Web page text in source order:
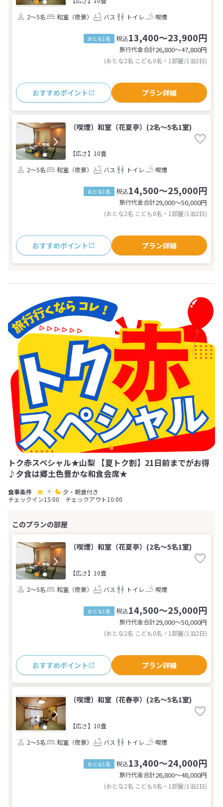
2～5名
和室（夜景） バス トイレ 喫煙
おとな1名 税込13,400～23,900円
旅行代金合計26,800〜47,800円
(おとな2名 こども0名・1部屋/1泊2日)
おすすめポイント プラン詳細
〔喫煙〕和室（花夏亭）(2名～5名1室)
【広さ】10畳
2～5名
和室（夜景） バス トイレ 喫煙
おとな1名 税込14,500～25,000円
旅行代金合計29,000〜50,000円
(おとな2名 こども0名・1部屋/1泊2日)
おすすめポイント プラン詳細
トク赤スペシャル★山梨 【夏トク割】21日前までがお得
♪夕食は郷土色豊かな和食会席★
夕・朝食付き
チェックイン15:00 チェックアウト10:00
〔喫煙〕和室（花夏亭）(2名～5名1室)
【広さ】10畳
2～5名
和室（夜景） バス トイレ 喫煙
おとな1名 税込14,500～25,000円
旅行代金合計29,000〜50,000円
(おとな2名 こども0名・1部屋/1泊2日)
おすすめポイント プラン詳細
〔喫煙〕和室（花春亭）(2名～5名1室)
【広さ】10畳
2～5名
和室（夜景） バス トイレ 喫煙
おとな1名 税込13,400～24,000円
旅行代金合計26,800〜48,000円
(おとな2名 こども0名・1部屋/1泊2日)